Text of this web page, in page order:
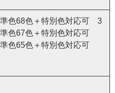
色68色＋特別色対応可 3
色67色＋特別色対応可
色65色＋特別色対応可